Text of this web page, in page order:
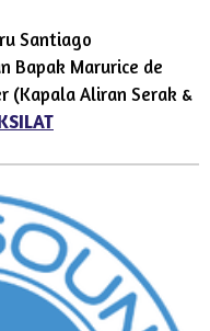
Santiago
Bapak Marurice de
(Kapala Aliran Serak &